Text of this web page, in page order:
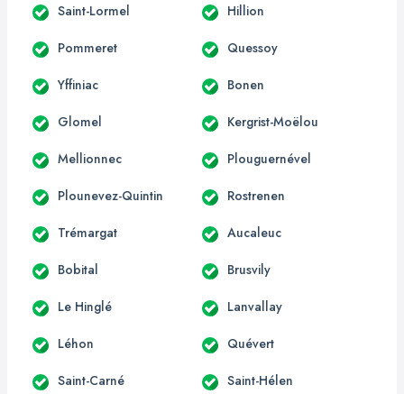
Saint-Lormel Hillion
Pommeret Quessoy
Yffiniac Bonen
Glomel Kergrist-Moëlou
Mellionnec Plouguernével
Plounevez-Quintin Rostrenen
Trémargat Aucaleuc
Bobital Brusvily
Le Hinglé Lanvallay
Léhon Quévert
Saint-Carné Saint-Hélen